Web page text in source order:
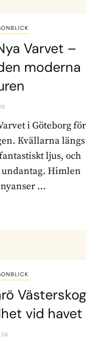
Varvet –
moderna
i Göteborg för
Kvällarna längs
ljus, och
Himlen
…
Västerskog
vid havet